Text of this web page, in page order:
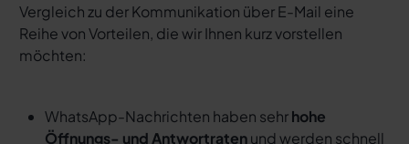
Vergleich zu der Kommunikation über E-Mail eine
Reihe von Vorteilen, die wir Ihnen kurz vorstellen
möchten:
WhatsApp-Nachrichten haben sehrhohe
Öffnungs- und Antwortratenund werden schnell